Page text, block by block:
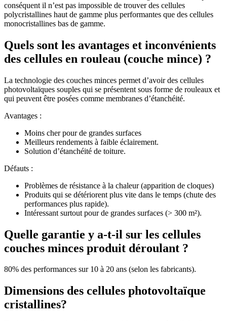
conséquent il n’est pas impossible de trouver des cellules
polycristallines haut de gamme plus performantes que des cellules
monocristallines bas de gamme.
Quels sont les avantages et inconvénients
des cellules en rouleau (couche mince) ?
La technologie des couches minces permet d’avoir des cellules
photovoltaïques souples qui se présentent sous forme de rouleaux et
qui peuvent être posées comme membranes d’étanchéité.
Avantages :
Moins cher pour de grandes surfaces
Meilleurs rendements à faible éclairement.
Solution d’étanchéité de toiture.
Défauts :
Problèmes de résistance à la chaleur (apparition de cloques)
Produits qui se détériorent plus vite dans le temps (chute des
performances plus rapide).
Intéressant surtout pour de grandes surfaces (> 300 m²).
Quelle garantie y a-t-il sur les cellules
couches minces produit déroulant ?
80% des performances sur 10 à 20 ans (selon les fabricants).
Dimensions des cellules photovoltaïque
cristallines?